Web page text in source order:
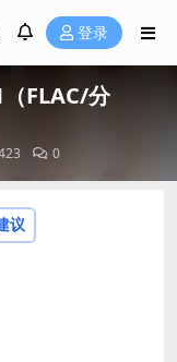
登录
FLAC/分
0
议